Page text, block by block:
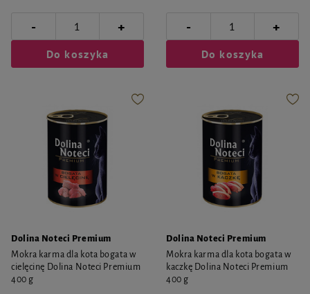
- +
Do koszyka
- +
Do koszyka
Dolina Noteci Premium
Mokra karma dla kota bogata w
cielęcinę Dolina Noteci Premium
400 g
Dolina Noteci Premium
Mokra karma dla kota bogata w
kaczkę Dolina Noteci Premium
400 g